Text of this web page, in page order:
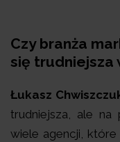
Czy branża
się trudniejsza
Łukasz
trudniejsza, ale na
wiele agencji, które